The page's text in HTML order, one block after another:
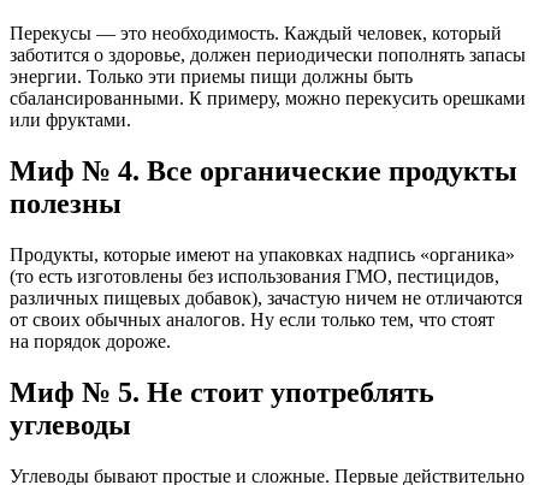
Перекусы — это необходимость. Каждый человек, который
заботится о здоровье, должен периодически пополнять запасы
энергии. Только эти приемы пищи должны быть
сбалансированными. К примеру, можно перекусить орешками
или фруктами.
Миф № 4. Все органические продукты
полезны
Продукты, которые имеют на упаковках надпись «органика»
(то есть изготовлены без использования ГМО, пестицидов,
различных пищевых добавок), зачастую ничем не отличаются
от своих обычных аналогов. Ну если только тем, что стоят
на порядок дороже.
Миф № 5. Не стоит употреблять
углеводы
Углеводы бывают простые и сложные. Первые действительно